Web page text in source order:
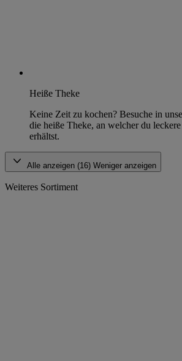
Heiße Theke
Keine Zeit zu kochen? Besuche in
die heiße Theke, an welcher du
erhältst.
Alle anzeigen (16) Weniger anzeigen
Weiteres Sortiment